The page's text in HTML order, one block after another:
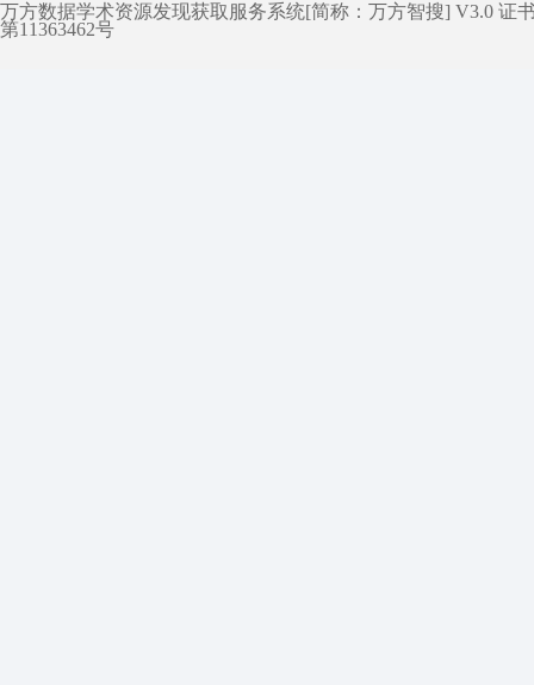
万方数据学术资源发现获取服务系统[简称：万方智搜] V3.0 证
第11363462号